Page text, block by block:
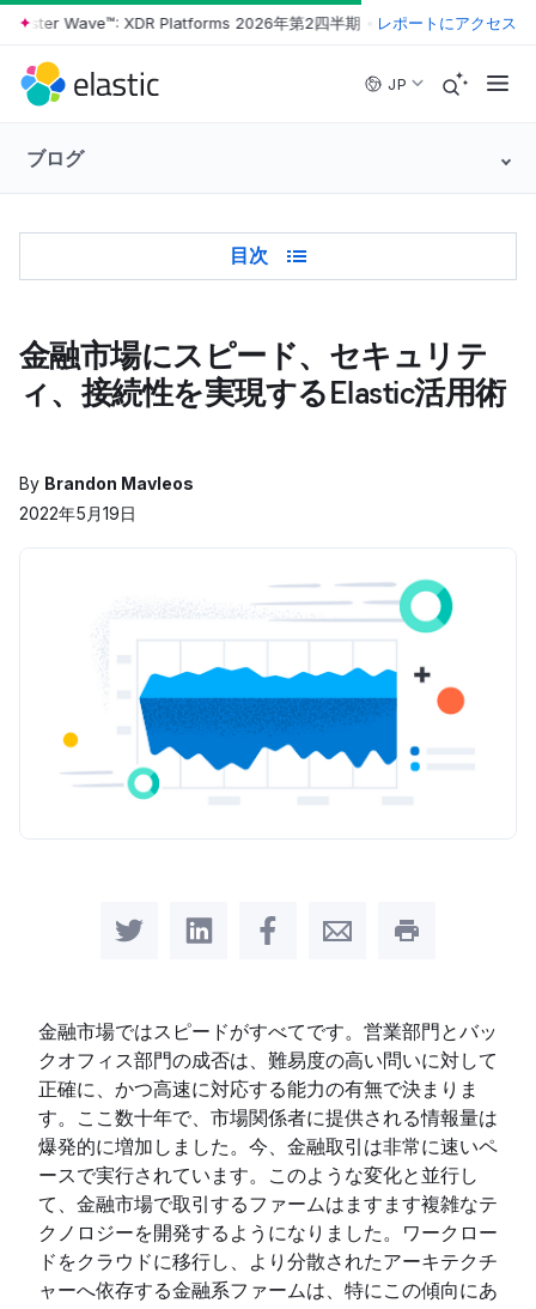
Skip to main content
Wave™: XDR Platforms 2026年第2四半期 • The Forrester Wave™:
レポートにアクセス
JP
ブログ
Table of Contents
目次
金融市場にスピード、セキュリテ
ィ、接続性を実現するElastic活用術
By Brandon Mavleos
2022年5月19日
Share on TwitterShare on LinkedIn
Share on Facebook
Share by Email
Print this
金融市場ではスピードがすべてです。営業部門とバッ
クオフィス部門の成否は、難易度の高い問いに対して
正確に、かつ高速に対応する能力の有無で決まりま
す。ここ数十年で、市場関係者に提供される情報量は
爆発的に増加しました。今、金融取引は非常に速いペ
ースで実行されています。このような変化と並行し
て、金融市場で取引するファームはますます複雑なテ
クノロジーを開発するようになりました。ワークロー
ドをクラウドに移行し、より分散されたアーキテクチ
ャーへ依存する金融系ファームは、特にこの傾向にあ